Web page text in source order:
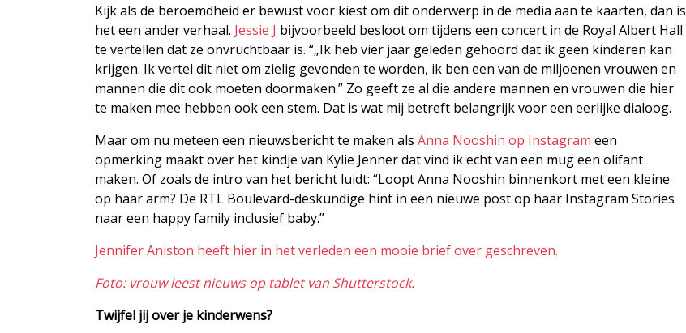
Kijk als de beroemdheid er bewust voor kiest om dit onderwerp in de media aan te kaarten, dan is
het een ander verhaal. Jessie J bijvoorbeeld besloot om tijdens een concert in de Royal Albert Hall
te vertellen dat ze onvruchtbaar is. “„Ik heb vier jaar geleden gehoord dat ik geen kinderen kan
krijgen. Ik vertel dit niet om zielig gevonden te worden, ik ben een van de miljoenen vrouwen en
mannen die dit ook moeten doormaken.” Zo geeft ze al die andere mannen en vrouwen die hier
te maken mee hebben ook een stem. Dat is wat mij betreft belangrijk voor een eerlijke dialoog.
Maar om nu meteen een nieuwsbericht te maken als Anna Nooshin op Instagram een
opmerking maakt over het kindje van Kylie Jenner dat vind ik echt van een mug een olifant
maken. Of zoals de intro van het bericht luidt: “Loopt Anna Nooshin binnenkort met een kleine
op haar arm? De RTL Boulevard-deskundige hint in een nieuwe post op haar Instagram Stories
naar een happy family inclusief baby.”
Jennifer Aniston heeft hier in het verleden een mooie brief over geschreven.
Foto: vrouw leest nieuws op tablet van Shutterstock.
Twijfel jij over je kinderwens?